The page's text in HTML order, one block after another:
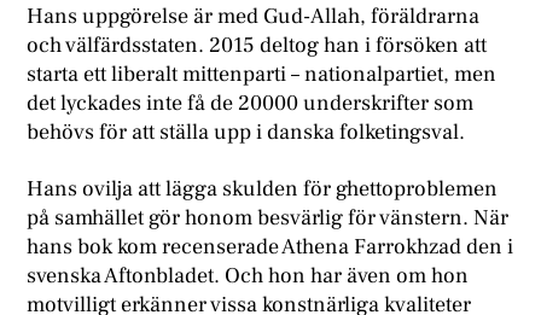
Hans uppgörelse är med Gud-Allah, föräldrarna
och välfärdsstaten. 2015 deltog han i försöken att
starta ett liberalt mittenparti – nationalpartiet, men
det lyckades inte få de 20000 underskrifter som
behövs för att ställa upp i danska folketingsval.
Hans ovilja att lägga skulden för ghettoproblemen
på samhället gör honom besvärlig för vänstern. När
hans bok kom recenserade Athena Farrokhzad den i
svenska Aftonbladet. Och hon har även om hon
motvilligt erkänner vissa konstnärliga kvaliteter